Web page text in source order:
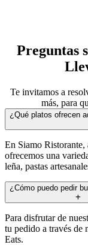
Preguntas
Te invitamos a
más, para
¿Qué platos ofrecen
En Siamo Ristorante,
ofrecemos una
leña, pastas
¿Cómo puedo pedir
Para disfrutar de
tu pedido a través de
Eats.